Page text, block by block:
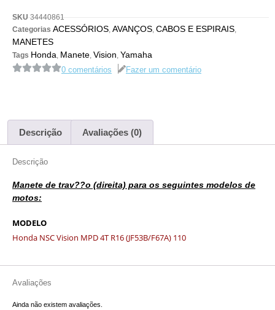
SKU 34440861
Categorias ACESSÓRIOS, AVANÇOS, CABOS E ESPIRAIS,
MANETES
Tags Honda, Manete, Vision, Yamaha
0 comentários Fazer um comentário
Descrição Avaliações (0)
Descrição
Manete de trav??o (direita) para os seguintes modelos de
motos:
MODELO
Honda NSC Vision MPD 4T R16 (JF53B/F67A) 110
Avaliações
Ainda não existem avaliações.